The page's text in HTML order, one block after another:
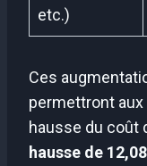
etc.)
Ces
permettront
hausse du coût
hausse de